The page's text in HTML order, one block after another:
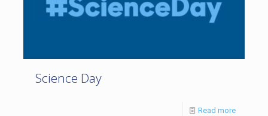
Science Day
Read more